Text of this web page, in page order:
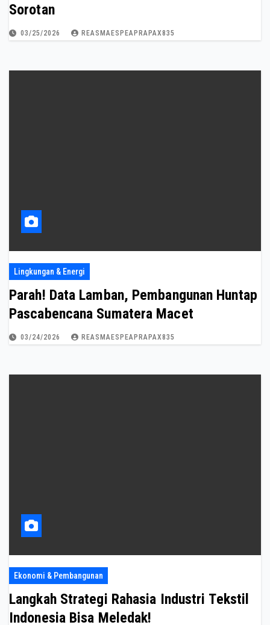
Sorotan
03/25/2026 REASMAESPEAPRAPAX835
Lingkungan & Energi
Parah! Data Lamban, Pembangunan Huntap
Pascabencana Sumatera Macet
03/24/2026 REASMAESPEAPRAPAX835
Ekonomi & Pembangunan
Langkah Strategi Rahasia Industri Tekstil
Indonesia Bisa Meledak!